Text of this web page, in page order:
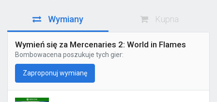
Wymiany Kupna
Wymień się za Mercenaries 2: World in Flames
Bombowacena poszukuje tych gier:
Zaproponuj wymianę